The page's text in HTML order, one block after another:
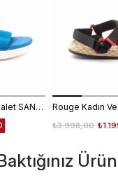
Kemal Tanca Kadın Sandalet SANDALET
₺3.998,00